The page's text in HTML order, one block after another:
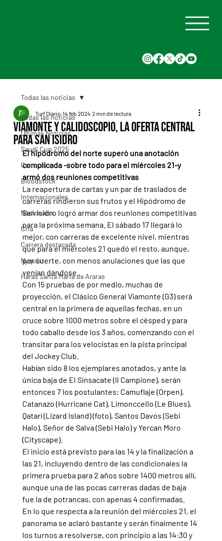
Todas las noticias
Últimas Noticias
Saudi Cup 2025
Carreras
Bloodstock
Internacionales
Nacionales
Cria
Carrera destacada
Nyquist
Haras Santa Maria de Araras
Todas las noticias
Viamonte y Calidoscopio, la oferta central
para San Isidro
Turf Diario 14 feb 2024 2 min de lectura
El hipódromo del norte superó una anotación
complicada -sobre todo para el miércoles 21-y
armó dos reuniones competitivas
La reapertura de cartas y un par de traslados de
carreras rindieron sus frutos y el Hipódromo de
San Isidro logró armar dos reuniones competitivas
para la próxima semana. El sábado 17 llegará lo
mejor, con carreras de excelente nivel, mientras
que para el miércoles 21 quedó el resto, aunque,
por suerte, con menos anulaciones que las que
venían dándose.
Con 15 pruebas de por medio, muchas de
proyección, el Clásico General Viamonte (G3) será
central en la primera de aquellas fechas, en un
cruce sobre 1000 metros sobre el césped y para
todo caballo desde los 3 años, comenzando con el
transitar para los velocistas en la pista principal
del Jockey Club.
Habían sido 8 los ejemplares anotados, y ante la
única baja de El Sinsacate (Il Campione), serán
entonces 7 los postulantes: Camuflaje (Orpen),
Catanazo (Hurricane Cat), Limonccello (Le Blues),
Qatarí (Lizard Island) (foto), Santos Davos (Sebi
Halo), Señor de Salva (Sebi Halo) y Yercan Moro
(Cityscape).
El inicio está previsto para las 14 y la finalización a
las 21, incluyendo dentro de las condicionales la
primera prueba para 2 años sobre 1400 metros allí,
aunque una de las pocas carreras dadas de baja
fue la de potrancas, con apenas 4 confirmadas.
En lo que respecta a la reunión del miércoles 21, el
panorama se aclaró bastante y serán finalmente 14
los turnos a resolverse, con principio a las 14:30 y